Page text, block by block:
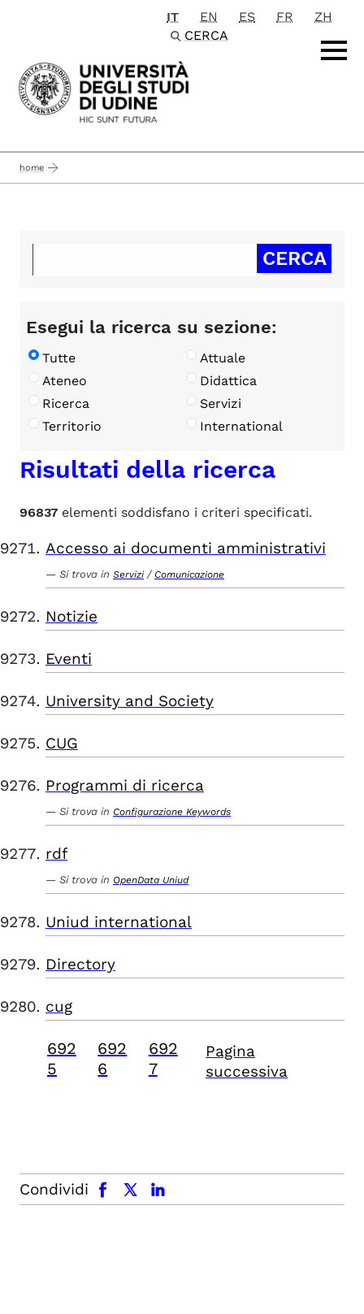
Passa al contenuto principale
IT EN ES FR
ZH
CERCA
home
Esegui la ricerca su sezione:
Tutte
Attuale
Ateneo
Didattica
Ricerca
Servizi
Territorio
International
Risultati della ricerca
96837 elementi soddisfano i criteri specificati.
Accesso ai documenti amministrativi
Si trova in Servizi / Comunicazione
Notizie
Eventi
University and Society
CUG
Programmi di ricerca
Si trova in Configurazione Keywords
rdf
Si trova in OpenData Uniud
Uniud international
Directory
cug
692
5
692
6
692
7
Pagina
successiva
Condividi
facebook x.com linkedin